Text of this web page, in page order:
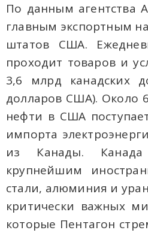
По данным агентства
главным экспортным
штатов США.
проходит товаров и
3,6 млрд канадских
долларов США). Около
нефти в США
импорта
из Канады. Канада
крупнейшим
стали, алюминия и
критически важных
которые Пентагон